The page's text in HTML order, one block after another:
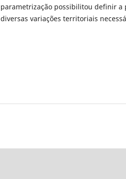
parametrização possibilitou definir a
diversas variações territoriais